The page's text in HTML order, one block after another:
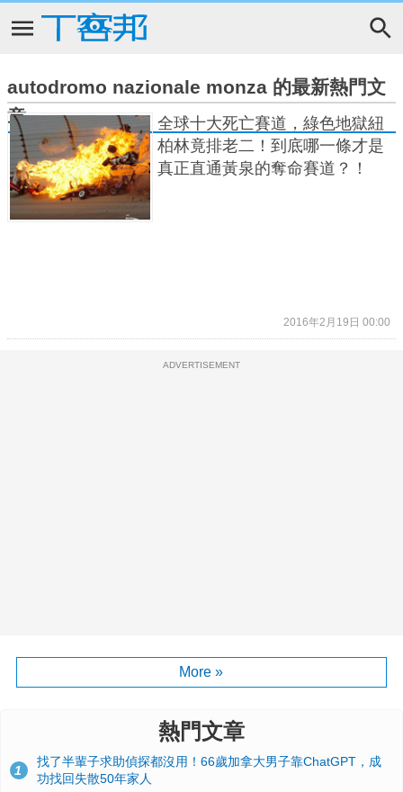
autodromo nazionale monza 的最新熱門文
章
全球十大死亡賽道，綠色地獄紐
柏林竟排老二！到底哪一條才是
真正直通黃泉的奪命賽道？！
2016年2月19日 00:00
ADVERTISEMENT
More »
熱門文章
1
找了半輩子求助偵探都沒用！66歲加拿大男子靠ChatGPT，成
功找回失散50年家人